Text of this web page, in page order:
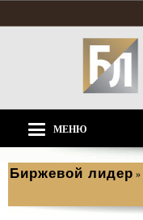
МЕНЮ
Биржевой лидер »